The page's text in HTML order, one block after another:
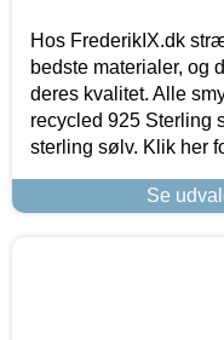
Hos FrederikIX.dk
bedste materialer, og
deres kvalitet. Alle
recycled 925 Sterling
sterling sølv. Klik her
Se